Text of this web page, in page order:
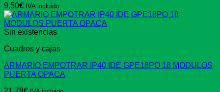
9,50€ IVA incluido
Sin existencias
Cuadros y cajas
ARMARIO EMPOTRAR IP40 IDE GPE18PO 18 MODULOS
PUERTA OPACA